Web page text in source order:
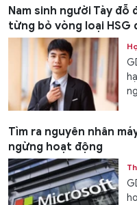
Nam sinh người Tày đỗ
từng bỏ vòng loại HSG
Tìm ra nguyên nhân
ngừng hoạt động